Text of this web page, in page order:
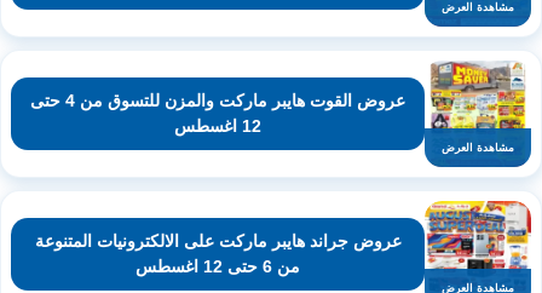
مشاهدة العرض
مشاهدة العرض
عروض القوت هايبر ماركت والمزن للتسوق من 4 حتى
12 اغسطس
مشاهدة العرض
عروض جراند هايبر ماركت على الالكترونيات المتنوعة
من 6 حتى 12 اغسطس